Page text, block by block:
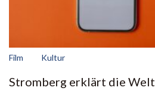
Film Kultur
Stromberg erklärt die Welt